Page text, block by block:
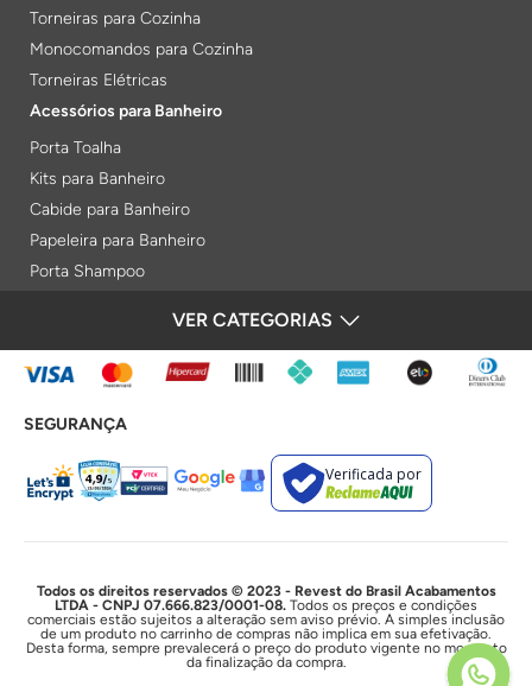
Torneiras para Cozinha
Monocomandos para Cozinha
Torneiras Elétricas
Acessórios para Banheiro
Porta Toalha
Kits para Banheiro
Cabide para Banheiro
Papeleira para Banheiro
Porta Shampoo
Porta Toalha Aquecido
Gabinetes para Banheiro
Lixeiras
Acabamentos e Registros
Bases de Registros
Duchas e Chuveiros
Chuveiros Elétricos
Chuveiros
VER CATEGORIAS
FORMAS DE PAGAMENTO
SEGURANÇA
Verificada por
Todos os direitos reservados © 2023 - Revest do Brasil Acabamentos
LTDA - CNPJ 07.666.823/0001-08. Todos os preços e condições
comerciais estão sujeitos a alteração sem aviso prévio. A simples inclusão
de um produto no carrinho de compras não implica em sua efetivação.
Desta forma, sempre prevalecerá o preço do produto vigente no momento
da finalização da compra.